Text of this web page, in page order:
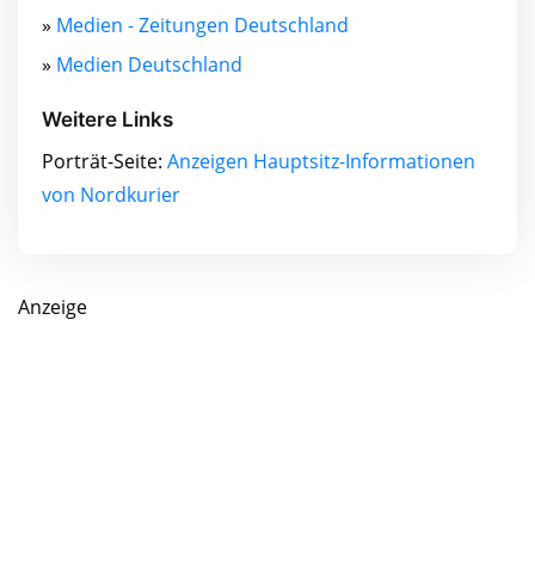
» Medien - Zeitungen Deutschland
» Medien Deutschland
Weitere Links
Porträt-Seite: Anzeigen Hauptsitz-Informationen
von Nordkurier
Anzeige